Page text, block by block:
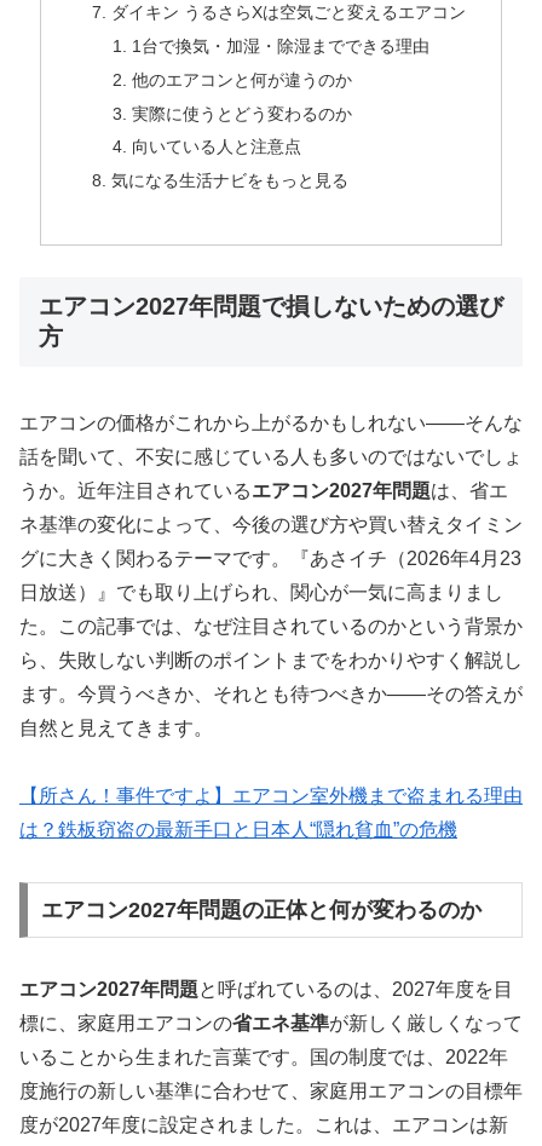
ダイキン うるさらXは空気ごと変えるエアコン
1台で換気・加湿・除湿までできる理由
他のエアコンと何が違うのか
実際に使うとどう変わるのか
向いている人と注意点
気になる生活ナビをもっと見る
エアコン2027年問題で損しないための選び
方
エアコンの価格がこれから上がるかもしれない――そんな
話を聞いて、不安に感じている人も多いのではないでしょ
うか。近年注目されているエアコン2027年問題は、省エ
ネ基準の変化によって、今後の選び方や買い替えタイミン
グに大きく関わるテーマです。『あさイチ（2026年4月23
日放送）』でも取り上げられ、関心が一気に高まりまし
た。この記事では、なぜ注目されているのかという背景か
ら、失敗しない判断のポイントまでをわかりやすく解説し
ます。今買うべきか、それとも待つべきか――その答えが
自然と見えてきます。
【所さん！事件ですよ】エアコン室外機まで盗まれる理由
は？鉄板窃盗の最新手口と日本人“隠れ貧血”の危機
エアコン2027年問題の正体と何が変わるのか
エアコン2027年問題と呼ばれているのは、2027年度を目
標に、家庭用エアコンの省エネ基準が新しく厳しくなって
いることから生まれた言葉です。国の制度では、2022年
度施行の新しい基準に合わせて、家庭用エアコンの目標年
度が2027年度に設定されました。これは、エアコンは新